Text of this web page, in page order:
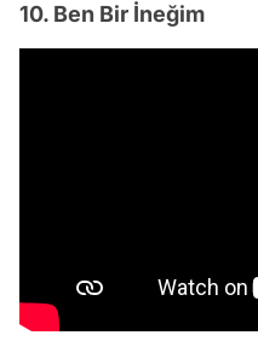
10. Ben Bir İneğim